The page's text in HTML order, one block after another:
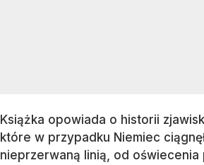
Książka opowiada o historii
które w przypadku Niemiec
nieprzerwaną linią, od oświecenia